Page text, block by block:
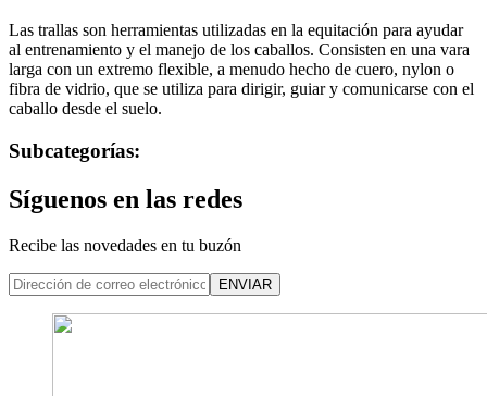
Las trallas son herramientas utilizadas en la equitación para ayudar
al entrenamiento y el manejo de los caballos. Consisten en una vara
larga con un extremo flexible, a menudo hecho de cuero, nylon o
fibra de vidrio, que se utiliza para dirigir, guiar y comunicarse con el
caballo desde el suelo.
Subcategorías:
Síguenos en las redes
Recibe las novedades en tu buzón
ENVIAR